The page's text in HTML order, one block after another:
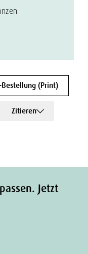
(Print)
Zitieren
Jetzt